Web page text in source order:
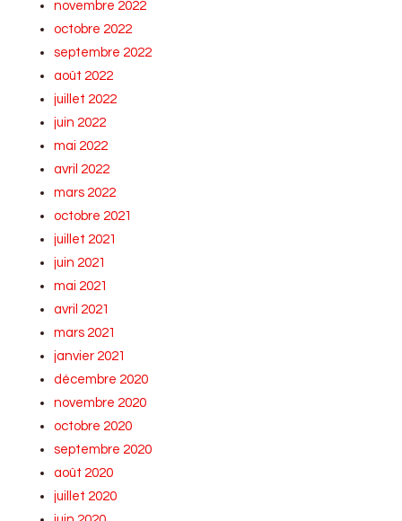
novembre 2022
octobre 2022
septembre 2022
août 2022
juillet 2022
juin 2022
mai 2022
avril 2022
mars 2022
octobre 2021
juillet 2021
juin 2021
mai 2021
avril 2021
mars 2021
janvier 2021
décembre 2020
novembre 2020
octobre 2020
septembre 2020
août 2020
juillet 2020